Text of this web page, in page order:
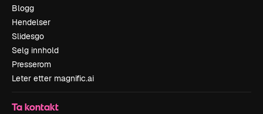
Blogg
Hendelser
Slidesgo
Selg innhold
Presserom
Leter etter magnific.ai
Ta kontakt